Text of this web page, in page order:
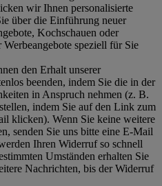
wir Ihnen personalisierte
über die Einführung neuer
Kochschauen oder
Werbeangebote speziell für Sie
den Erhalt unserer
beenden, indem Sie die in der
in Anspruch nehmen (z. B.
indem Sie auf den Link zum
klicken). Wenn Sie keine weitere
senden Sie uns bitte eine E-Mail
Ihren Widerruf so schnell
Umständen erhalten Sie
Nachrichten, bis der Widerruf